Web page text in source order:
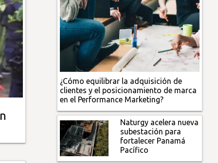
¿Cómo equilibrar la adquisición de
clientes y el posicionamiento de marca
en el Performance Marketing?
Naturgy acelera nueva
subestación para
fortalecer Panamá
Pacífico